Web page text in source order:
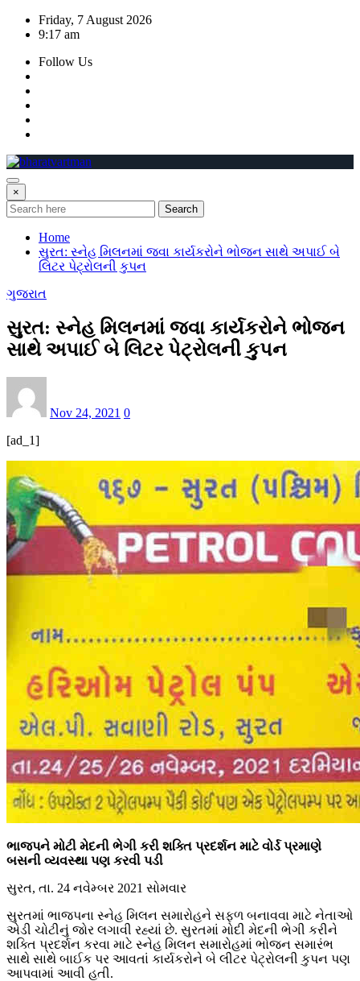
Skip
Friday, 7 August 2026
9:17 am
Follow Us
×
Search
Home
સુરત: સ્નેહ મિલનમાં જવા કાર્યકરોને ભોજન સાથે અપાઈ બે
લિટર પેટ્રોલની કુપન
ગુજરાત
સુરત: સ્નેહ મિલનમાં જવા કાર્યકરોને ભોજન
સાથે અપાઈ બે લિટર પેટ્રોલની કુપન
Nov 24, 2021 0
[ad_1]
ભાજપને મોટી મેદની ભેગી કરી શક્તિ પ્રદર્શન માટે વોર્ડ પ્રમાણે
બસની વ્યવસ્થા પણ કરવી પડી
સુરત, તા. 24 નવેમ્બર 2021 સોમવાર
સુરતમાં ભાજપના સ્નેહ મિલન સમારોહને સફળ બનાવવા માટે નેતાઓ
એડી ચોટીનું જોર લગાવી રહ્યાં છે. સુરતમાં મોદી મેદની ભેગી કરીને
શક્તિ પ્રદર્શન કરવા માટે સ્નેહ મિલન સમારોહમાં ભોજન સમારંભ
સાથે સાથે બાઈક પર આવતાં કાર્યકરોને બે લીટર પેટ્રોલની કુપન પણ
આપવામાં આવી હતી.